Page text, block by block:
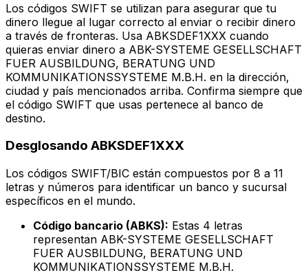
Los códigos SWIFT se utilizan para asegurar que tu
dinero llegue al lugar correcto al enviar o recibir dinero
a través de fronteras. Usa ABKSDEF1XXX cuando
quieras enviar dinero a ABK-SYSTEME GESELLSCHAFT
FUER AUSBILDUNG, BERATUNG UND
KOMMUNIKATIONSSYSTEME M.B.H. en la dirección,
ciudad y país mencionados arriba. Confirma siempre que
el código SWIFT que usas pertenece al banco de
destino.
Desglosando ABKSDEF1XXX
Los códigos SWIFT/BIC están compuestos por 8 a 11
letras y números para identificar un banco y sucursal
específicos en el mundo.
Código bancario (ABKS): Estas 4 letras
representan ABK-SYSTEME GESELLSCHAFT
FUER AUSBILDUNG, BERATUNG UND
KOMMUNIKATIONSSYSTEME M.B.H.